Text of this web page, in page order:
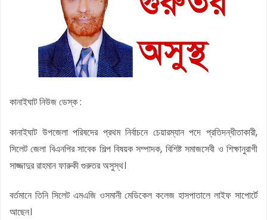
কানাইঘাট নিউজ ডেস্ক :
কানাইঘাট উপজেলা পরিষদের প্রথম নির্বাচনে চেয়ারম্যান পদে প্রতিদন্ধীতাকারী,
সিলেট জেলা বিএনপির সাবেক শিল্প বিষয়ক সম্পাদক, বিশিষ্ট সমাজসেবী ও শিক্ষানুরাগী
সাজ্জাদুর রাহমান ফারুকী গুরুতর অসুস্থ।
বর্তমানে তিনি সিলেট এমএজি ওসমানী মেডিকেল কলেজ হাসপাতালে লাইফ সাপোর্টে
আছেন।